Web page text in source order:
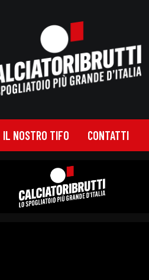
IL NOSTRO TIFO CONTATTI